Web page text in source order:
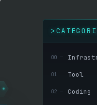
>
00 ─
01 ─ Tool
02 ─ Coding